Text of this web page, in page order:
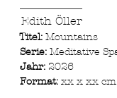
Edith Öller
Titel: Mountains
Serie: Meditative
Jahr: 2026
Format: xx x xx cm ​